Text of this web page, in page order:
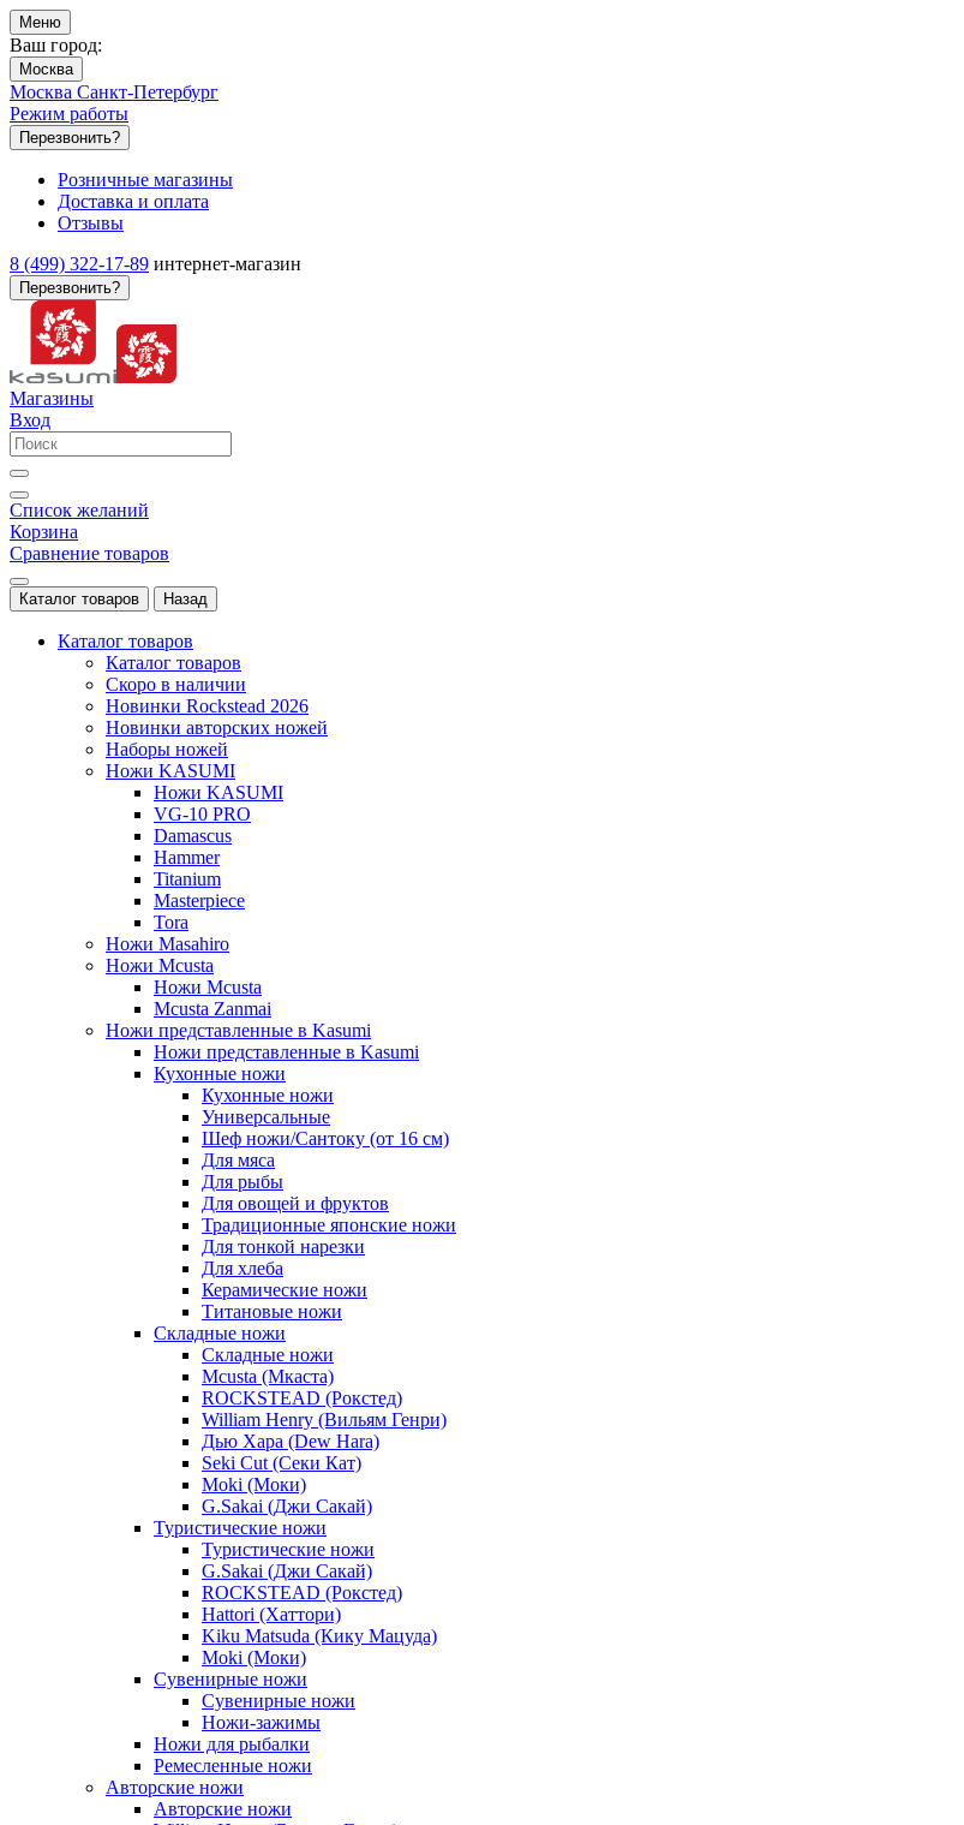
Меню
Ваш город:
Москва
Москва Санкт-Петербург
Режим работы
Перезвонить?
Розничные магазины
Доставка и оплата
Отзывы
8 (499) 322-17-89 интернет-магазин
Перезвонить?
Магазины
Вход
Список желаний
Корзина
Сравнение товаров
Каталог товаров Назад
Каталог товаров
Каталог товаров
Скоро в наличии
Новинки Rockstead 2026
Новинки авторских ножей
Наборы ножей
Ножи KASUMI
Ножи KASUMI
VG-10 PRO
Damascus
Hammer
Titanium
Masterpiece
Tora
Ножи Masahiro
Ножи Mcusta
Ножи Mcusta
Mcusta Zanmai
Ножи представленные в Kasumi
Ножи представленные в Kasumi
Кухонные ножи
Кухонные ножи
Универсальные
Шеф ножи/Сантоку (от 16 см)
Для мяса
Для рыбы
Для овощей и фруктов
Традиционные японские ножи
Для тонкой нарезки
Для хлеба
Керамические ножи
Титановые ножи
Складные ножи
Складные ножи
Mcusta (Мкаста)
ROCKSTEAD (Рокстед)
William Henry (Вильям Генри)
Дью Хара (Dew Hara)
Seki Cut (Секи Кат)
Moki (Моки)
G.Sakai (Джи Сакай)
Туристические ножи
Туристические ножи
G.Sakai (Джи Сакай)
ROCKSTEAD (Рокстед)
Hattori (Хаттори)
Kiku Matsuda (Кику Мацуда)
Moki (Моки)
Сувенирные ножи
Сувенирные ножи
Ножи-зажимы
Ножи для рыбалки
Ремесленные ножи
Авторские ножи
Авторские ножи